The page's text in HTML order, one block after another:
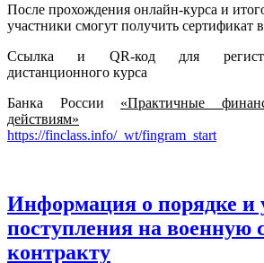
После прохождения онлайн-курса и
участники смогут получить сертификат
Ссылка и QR-код для
дистанционного курса
Банка России «Практичные
действиям»
https://finclass.info/_wt/fingram_start
Информация о порядке и
поступления на военную
контракту